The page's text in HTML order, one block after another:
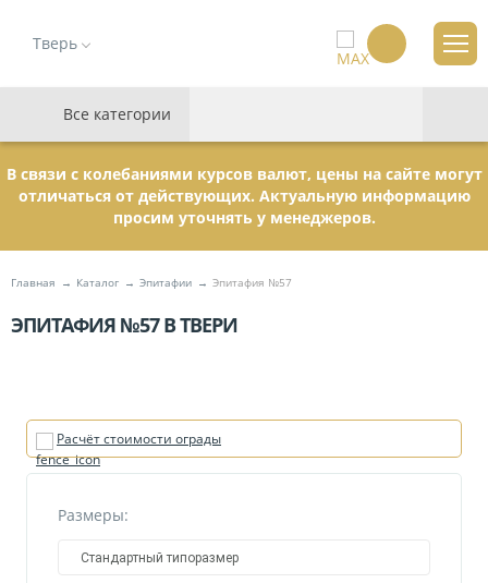
Тверь
Все категории
В связи с колебаниями курсов валют, цены на сайте могут
отличаться от действующих. Актуальную информацию
просим уточнять у менеджеров.
Главная Каталог Эпитафии Эпитафия №57
ЭПИТАФИЯ №57 В ТВЕРИ
Расчёт стоимости ограды
Размеры:
Стандартный типоразмер